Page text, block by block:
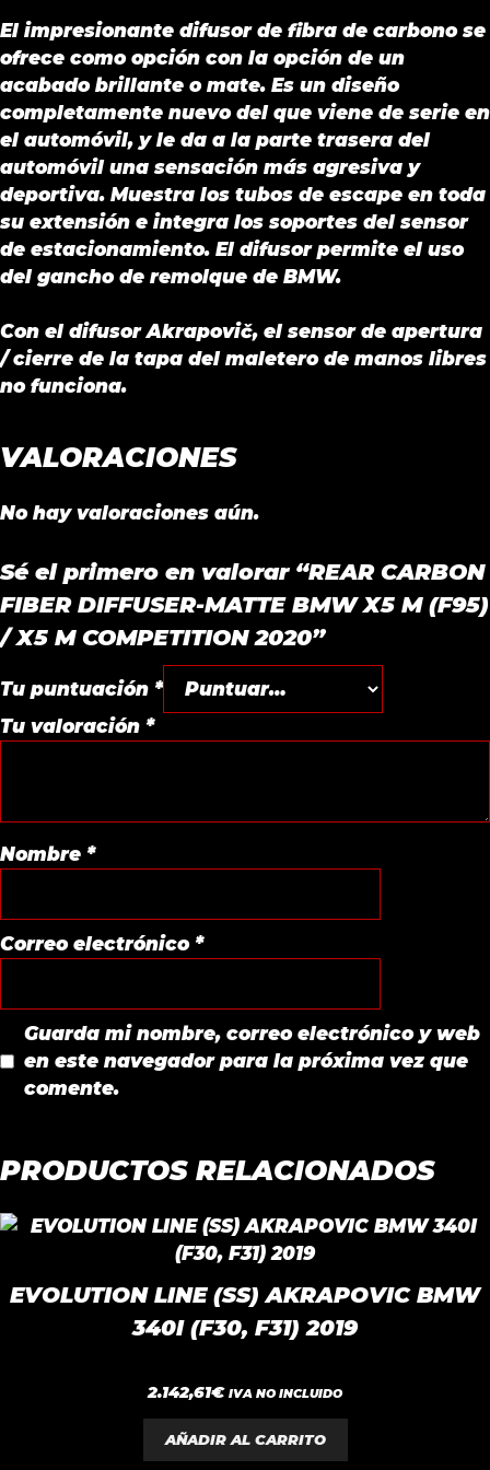
cantidad
El impresionante difusor de fibra de carbono se
ofrece como opción con la opción de un
acabado brillante o mate. Es un diseño
completamente nuevo del que viene de serie en
el automóvil, y le da a la parte trasera del
automóvil una sensación más agresiva y
deportiva. Muestra los tubos de escape en toda
su extensión e integra los soportes del sensor
de estacionamiento. El difusor permite el uso
del gancho de remolque de BMW.
Con el difusor Akrapovič, el sensor de apertura
/ cierre de la tapa del maletero de manos libres
no funciona.
VALORACIONES
No hay valoraciones aún.
Sé el primero en valorar “REAR CARBON
FIBER DIFFUSER-MATTE BMW X5 M (F95)
/ X5 M COMPETITION 2020”
Tu puntuación *
Tu valoración *
Nombre *
Correo electrónico *
Guarda mi nombre, correo electrónico y web
en este navegador para la próxima vez que
comente.
PRODUCTOS RELACIONADOS
EVOLUTION LINE (SS) AKRAPOVIC BMW
340I (F30, F31) 2019
0
d
e
5
2.142,61€ IVA NO INCLUIDO
AÑADIR AL CARRITO